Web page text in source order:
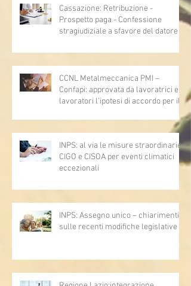
Cassazione: Retribuzione -
Prospetto paga - Confessione
stragiudiziale a sfavore del datore di
articoli 1362, 2697, 2730, 2732, 2734
e 2735)
CCNL Metalmeccanica PMI –
Confapi: approvata da lavoratrici e
lavoratori l’ipotesi di accordo per il
INPS: al via le misure straordinarie
CIGO e CISOA per eventi climatici
eccezionali
INPS: Assegno unico – chiarimenti
sulle recenti modifiche legislative